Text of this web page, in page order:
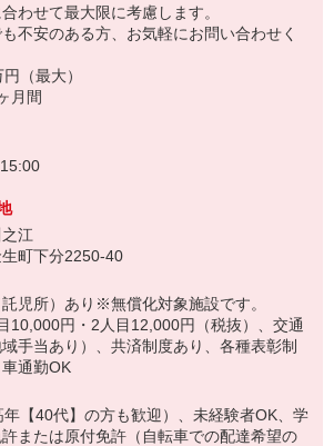
えに行って帰宅
（保育園、幼稚園、託児所）があるから、送
りません！
ます！
も余裕をもってできます！
わせて最大限に考慮します。
不安のある方、お気軽にお問い合わせく
（最大）
月間
江
町下分2250-40
児所）あり※無償化対象施設です。
10,000円・2人目12,000円（税抜）、交通
手当あり）、共済制度あり、各種表彰制
通勤OK
【40代】の方も歓迎）、未経験者OK、学
または原付免許（自転車での配達希望の